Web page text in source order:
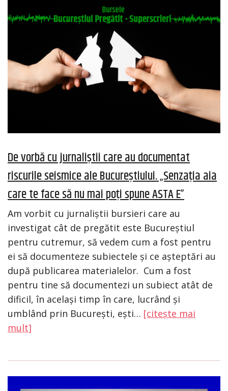
De vorbă cu jurnaliștii care au documentat
riscurile seismice ale Bucureștiului. „Senzația aia
care te face să nu mai poți spune ASTA E”
Am vorbit cu jurnaliștii bursieri care au
investigat cât de pregătit este Bucureștiul
pentru cutremur, să vedem cum a fost pentru
ei să documenteze subiectele și ce așteptări au
după publicarea materialelor. Cum a fost
pentru tine să documentezi un subiect atât de
dificil, în același timp în care, lucrând și
umblând prin București, ești… [citește mai
mult]